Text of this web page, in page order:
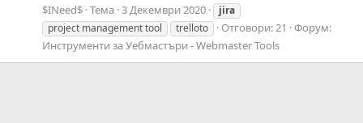
$INeed$ Тема 3 Декември 2020
jira
project management tool
trelloto Отговори: 21
Форум:
Инструменти за Уебмастъри - Webmaster Tools